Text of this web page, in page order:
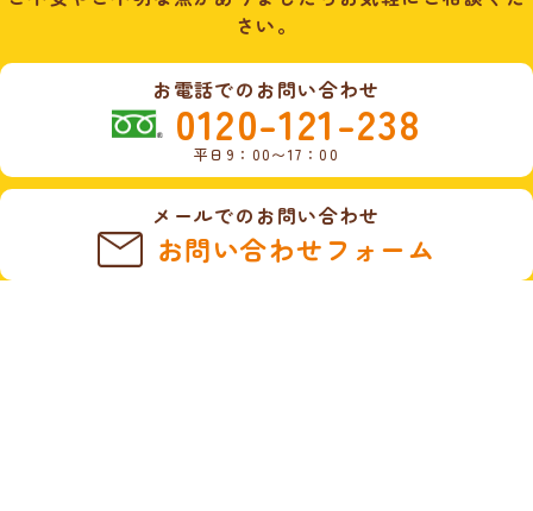
0120-121-238
平日9：00〜17：00
メールでのお問い合わせ
お問い合わせフォーム